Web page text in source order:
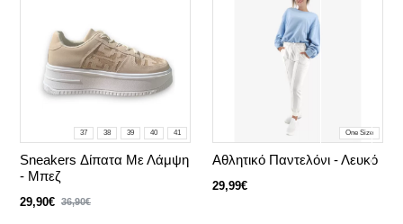
37 38 39 40 41
Sneakers Δίπατα Με Λάμψη
- Μπεζ
29,90€ 36,90€
One Size
Αθλητικό Παντελόνι - Λευκό
29,99€